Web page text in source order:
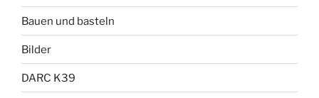
Bauen und basteln
Bilder
DARC K39